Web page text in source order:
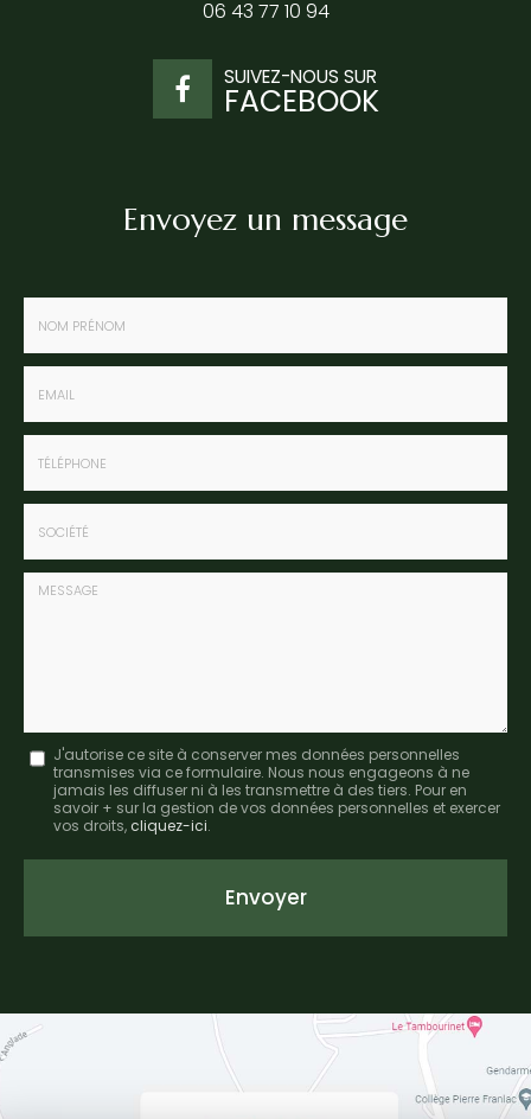
06 43 77 10 94
SUIVEZ-NOUS SUR
FACEBOOK
Envoyez un message
Nom
Prénom
*
Email
*
Tél.
*
Société
Message
J'autorise ce site à conserver mes données personnelles
transmises via ce formulaire. Nous nous engageons à ne
jamais les diffuser ni à les transmettre à des tiers. Pour en
savoir + sur la gestion de vos données personnelles et exercer
vos droits, cliquez-ici.
Acceptation
Envoyer